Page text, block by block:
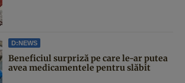
D:NEWS
Beneficiul surpriză pe care le-ar putea
avea medicamentele pentru slăbit